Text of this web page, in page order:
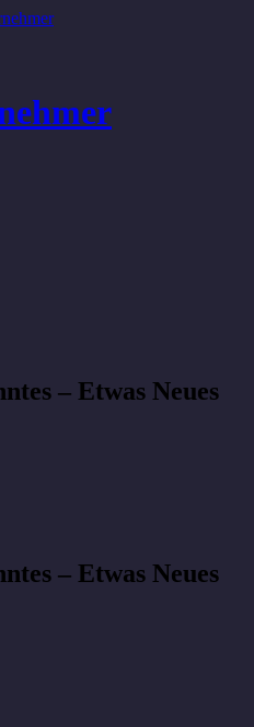
– Etwas Neues
– Etwas Neues